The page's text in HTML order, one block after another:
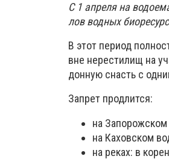
С 1 апреля на
лов водных
В этот период
вне нерестилищ на
донную снасть с
Запрет продлится:
на
на Каховском
на реках: в